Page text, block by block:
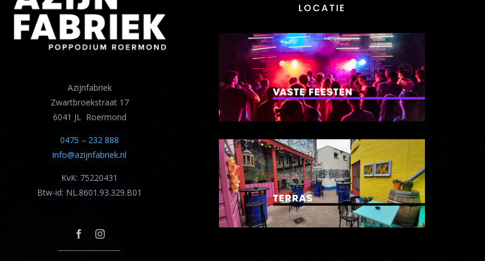
Azijnfabriek
Zwartbroekstraat 17
6041 JL Roermond
0475 – 232 888
info@azijnfabriek.nl
KvK: 75220431
Btw-id: NL.8601.93.329.B01
LOCATIE